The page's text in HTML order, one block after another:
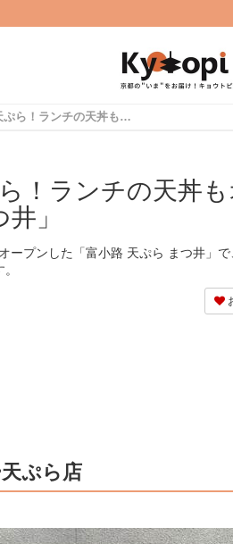
京都でカウンター天ぷら！ランチの天丼もオススメ「富小路 天ぷら まつ井」
！ランチの天丼も
」
ープンした「富小路 天ぷら まつ井」
ぷら店